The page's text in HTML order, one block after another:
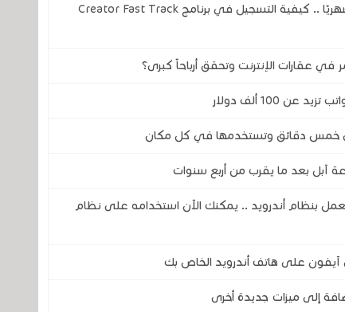
فيسبوك سيدفع لك ما يصل إلى 3000 دولار شهريًا .. كيفية التسجيل في برنامج Creator Fast Track
100 ألف دولار
في خمس دقائق وتستخدمها في كل مكان
آبل بعد ما يقرب من أربع سنوات
بنظام أندرويد .. يمكنك الآن استخدامه على نظام
على هاتف أندرويد الخاص بك
إلى ميزات جديدة أخرى